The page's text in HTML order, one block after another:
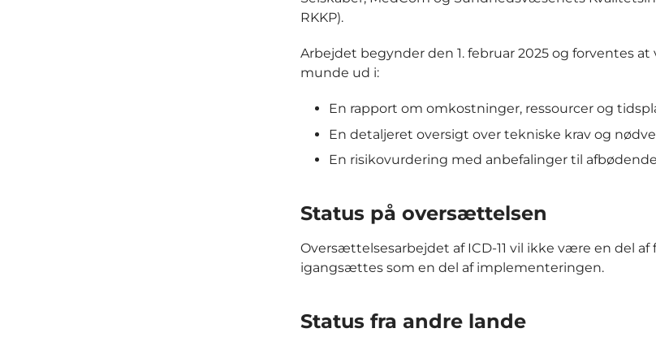
RKKP).
Arbejdet begynder den 1. februar 2025 og forventes at
munde ud i:
En rapport om omkostninger, ressourcer og
En detaljeret oversigt over tekniske krav og
En risikovurdering med anbefalinger til
Status på oversættelsen
Oversættelsesarbejdet af ICD-11 vil ikke være en del af
igangsættes som en del af implementeringen.
Status fra andre lande